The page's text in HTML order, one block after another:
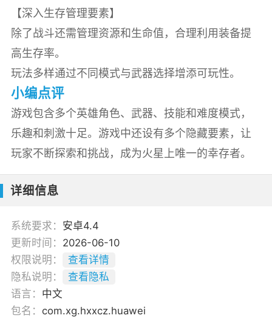
【深入生存管理要素】
除了战斗还需管理资源和生命值，合理利用装备提
高生存率。
玩法多样通过不同模式与武器选择增添可玩性。
小编点评
游戏包含多个英雄角色、武器、技能和难度模式，
乐趣和刺激十足。游戏中还设有多个隐藏要素，让
玩家不断探索和挑战，成为火星上唯一的幸存者。
详细信息
系统要求： 安卓4.4
更新时间： 2026-06-10
权限说明：
查看详情
隐私说明：
查看隐私
语言： 中文
包名： com.xg.hxxcz.huawei